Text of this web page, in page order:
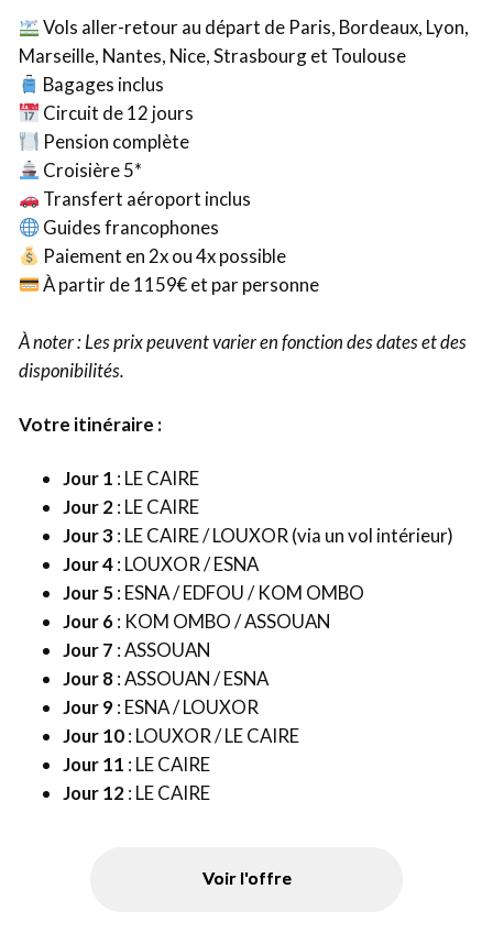
Vols aller-retour au départ de Paris, Bordeaux, Lyon,
Marseille, Nantes, Nice, Strasbourg et Toulouse
Bagages inclus
Circuit de 12 jours
Pension complète
Croisière 5*
Transfert aéroport inclus
Guides francophones
Paiement en 2x ou 4x possible
À partir de 1159€ et par personne
À noter : Les prix peuvent varier en fonction des dates et des
disponibilités.
Votre itinéraire :
Jour 1 : LE CAIRE
Jour 2: LE CAIRE
Jour 3: LE CAIRE / LOUXOR (via un vol intérieur)
Jour 4: LOUXOR / ESNA
Jour 5 : ESNA / EDFOU / KOM OMBO
Jour 6: KOM OMBO / ASSOUAN
Jour 7 : ASSOUAN
Jour 8: ASSOUAN / ESNA
Jour 9: ESNA / LOUXOR
Jour 10: LOUXOR / LE CAIRE
Jour 11 : LE CAIRE
Jour 12: LE CAIRE
Voir l'offre